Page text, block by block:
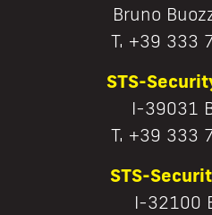
Bruno
T. +39 333
STS-
I-39031
T. +39 333
STS-
I-32100